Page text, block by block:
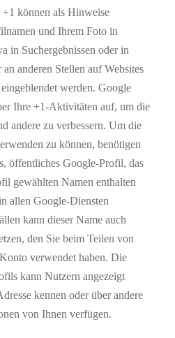
+1 können als Hinweise
und Ihrem Foto in
in Suchergebnissen oder in
anderen Stellen auf Websites
werden. Google
Ihre +1-Aktivitäten auf, um die
andere zu verbessern. Um die
zu können, benötigen
öffentliches Google-Profil, das
gewählten Namen enthalten
allen Google-Diensten
kann dieser Name auch
den Sie beim Teilen von
verwendet haben. Die
kann Nutzern angezeigt
kennen oder über andere
von Ihnen verfügen.